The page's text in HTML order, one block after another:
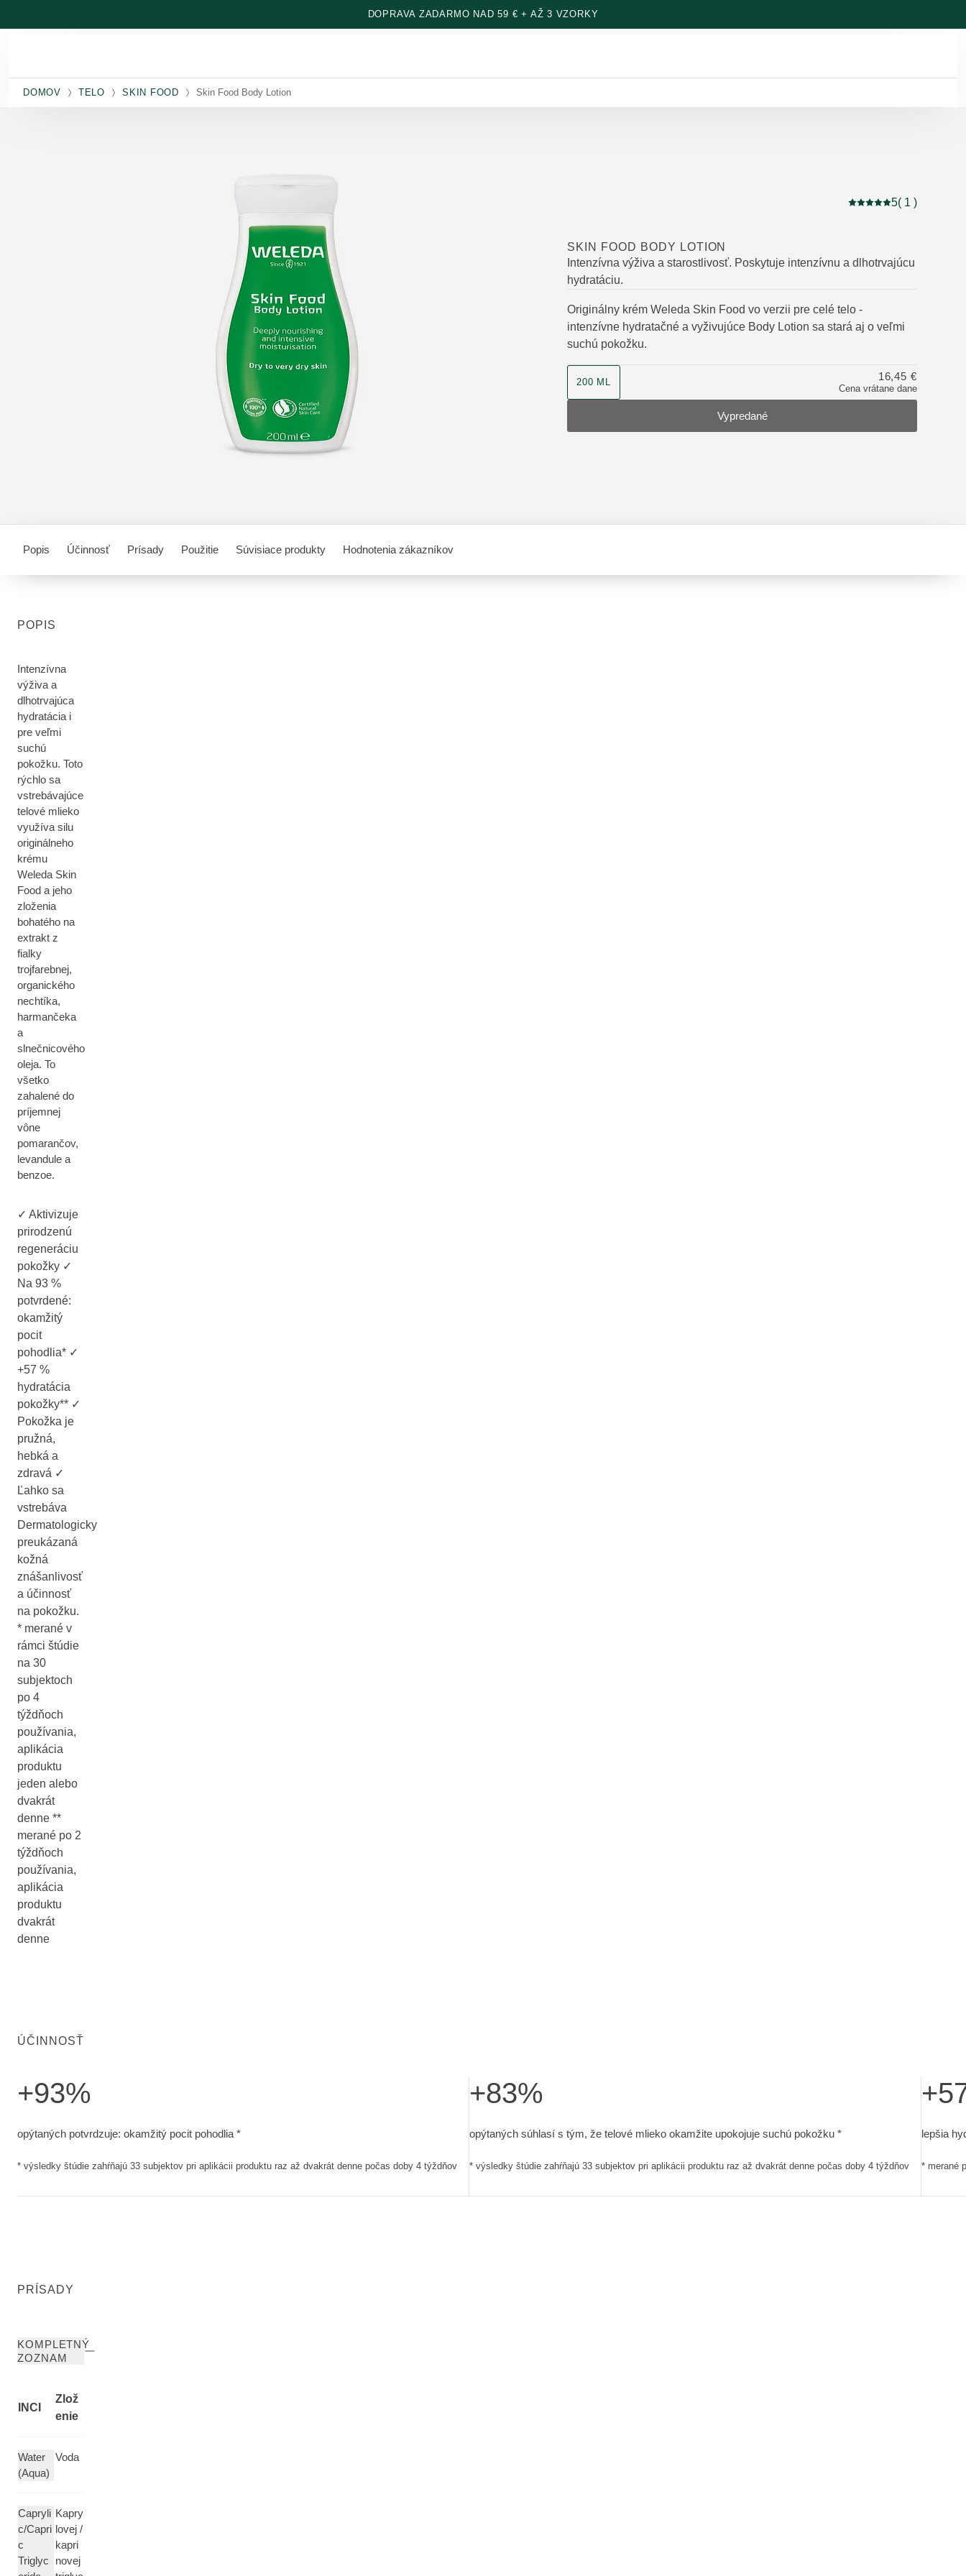
DOPRAVA ZADARMO NAD 59 € + AŽ 3 VZORKY
DOMOV TELO SKIN FOOD Skin Food Body Lotion
Aktuálne hodnotenie:
5( 1 )
SKIN FOOD BODY LOTION
Intenzívna výživa a starostlivosť. Poskytuje intenzívnu a dlhotrvajúcu
hydratáciu.
Originálny krém Weleda Skin Food vo verzii pre celé telo -
intenzívne hydratačné a vyživujúce Body Lotion sa stará aj o veľmi
suchú pokožku.
200 ML
Cena vrátane dane
16,45 €
Vypredané
Popis Účinnosť Prísady Použitie Súvisiace produkty Hodnotenia zákazníkov
POPIS
Intenzívna
výživa a
dlhotrvajúca
hydratácia i
pre veľmi
suchú
pokožku. Toto
rýchlo sa
vstrebávajúce
telové mlieko
využíva silu
originálneho
krému
Weleda Skin
Food a jeho
zloženia
bohatého na
extrakt z
fialky
trojfarebnej,
organického
nechtíka,
harmančeka
a
slnečnicového
oleja. To
všetko
zahalené do
príjemnej
vône
pomarančov,
levandule a
benzoe.
✓ Aktivizuje
prirodzenú
regeneráciu
pokožky ✓
Na 93 %
potvrdené:
okamžitý
pocit
pohodlia* ✓
+57 %
hydratácia
pokožky** ✓
Pokožka je
pružná,
hebká a
zdravá ✓
Ľahko sa
vstrebáva
Dermatologicky
preukázaná
kožná
znášanlivosť
a účinnosť
na pokožku.
* merané v
rámci štúdie
na 30
subjektoch
po 4
týždňoch
používania,
aplikácia
produktu
jeden alebo
dvakrát
denne **
merané po 2
týždňoch
používania,
aplikácia
produktu
dvakrát
denne
ÚČINNOSŤ
+93%
opýtaných potvrdzuje: okamžitý pocit pohodlia *
* výsledky štúdie zahŕňajú 33 subjektov pri aplikácii produktu raz až dvakrát denne počas doby 4 týždňov
+83%
opýtaných súhlasí s tým, že telové mlieko okamžite upokojuje suchú pokožku *
* výsledky štúdie zahŕňajú 33 subjektov pri aplikácii produktu raz až dvakrát denne počas doby 4 týždňov
lepšia
* merané
PRÍSADY
KOMPLETNÝ
ZOZNAM
INCI
Zlož
enie
Water
(Aqua)
Voda
Capryli
c/Capri
c
Triglyc
Kapry
lovej /
kapri
novej